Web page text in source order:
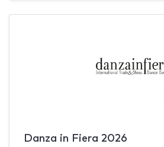
Danza in Fiera 2026